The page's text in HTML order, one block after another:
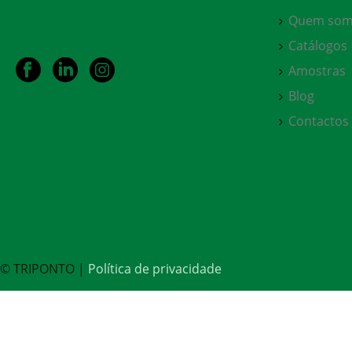
Quem
Catálogos
Amostras
Blog
Contactos
© TRIPONTO | Política de privacidade